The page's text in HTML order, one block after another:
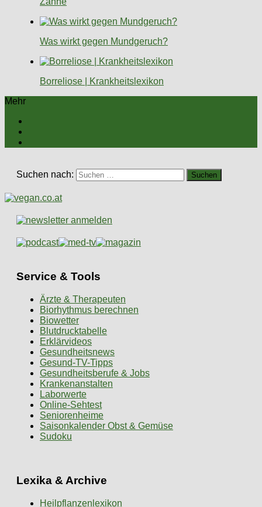
Was wirkt gegen Mundgeruch?
Borreliose | Krankheitslexikon
Mehr
Suchen nach:
Service & Tools
Ärzte & Therapeuten
Biorhythmus berechnen
Biowetter
Blutdrucktabelle
Erklärvideos
Gesundheitsnews
Gesund-TV-Tipps
Gesundheitsberufe & Jobs
Krankenanstalten
Laborwerte
Online-Sehtest
Seniorenheime
Saisonkalender Obst & Gemüse
Sudoku
Lexika & Archive
Heilpflanzenlexikon